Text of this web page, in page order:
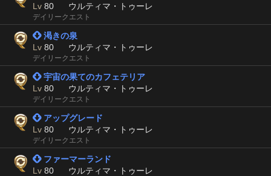
Lv 80 ウルティマ・トゥーレ
デイリークエスト
 渇きの泉
Lv 80 ウルティマ・トゥーレ
デイリークエスト
 宇宙の果てのカフェテリア
Lv 80 ウルティマ・トゥーレ
デイリークエスト
 アップグレード
Lv 80 ウルティマ・トゥーレ
デイリークエスト
 ファーマーランド
Lv 80 ウルティマ・トゥーレ